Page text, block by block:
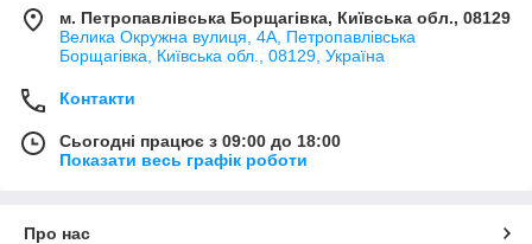
м. Петропавлівська Борщагівка, Київська обл., 08129
Велика Окружна вулиця, 4А, Петропавлівська
Борщагівка, Київська обл., 08129, Україна
Контакти
Сьогодні працює з 09:00 до 18:00
Показати весь графік роботи
Про нас